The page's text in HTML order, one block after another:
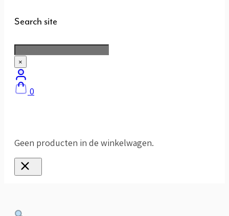
Search site
Zoeken
×
0
Geen producten in de winkelwagen.